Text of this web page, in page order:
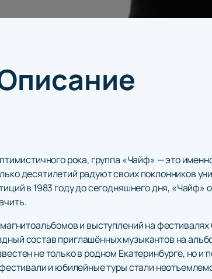
рока, группа «Чайф» — это
десятилетий радуют своих поклонников
в 1983 году до сегодняшнего дня, «Чайф»
и выступлений на
состав приглашённых музыкантов на
не только в родном Екатеринбурге, но и
и юбилейные туры стали